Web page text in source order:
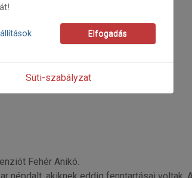
Fehér Anikó.
Elfogadás
Süti-szabályzat